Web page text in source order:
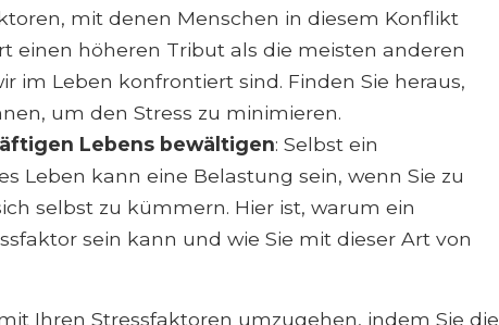
mit denen Menschen in diesem Konflikt
einen höheren Tribut als die meisten anderen
im Leben konfrontiert sind. Finden Sie heraus,
um den Stress zu minimieren.
Lebens bewältigen: Selbst ein
Leben kann eine Belastung sein, wenn Sie zu
selbst zu kümmern. Hier ist, warum ein
sein kann und wie Sie mit dieser Art von
Ihren Stressfaktoren umzugehen, indem Sie die